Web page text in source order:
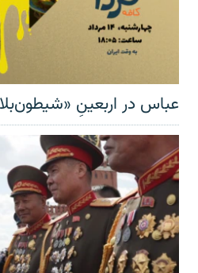
عباس در اربعینِ